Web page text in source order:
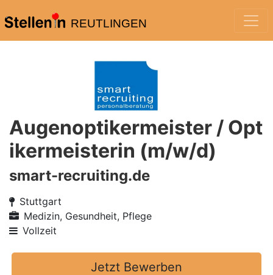
REUTLINGEN
Augenoptikermeister / Opt
ikermeisterin (m/w/d)
smart-recruiting.de
Stuttgart
Medizin, Gesundheit, Pflege
Vollzeit
Jetzt Bewerben